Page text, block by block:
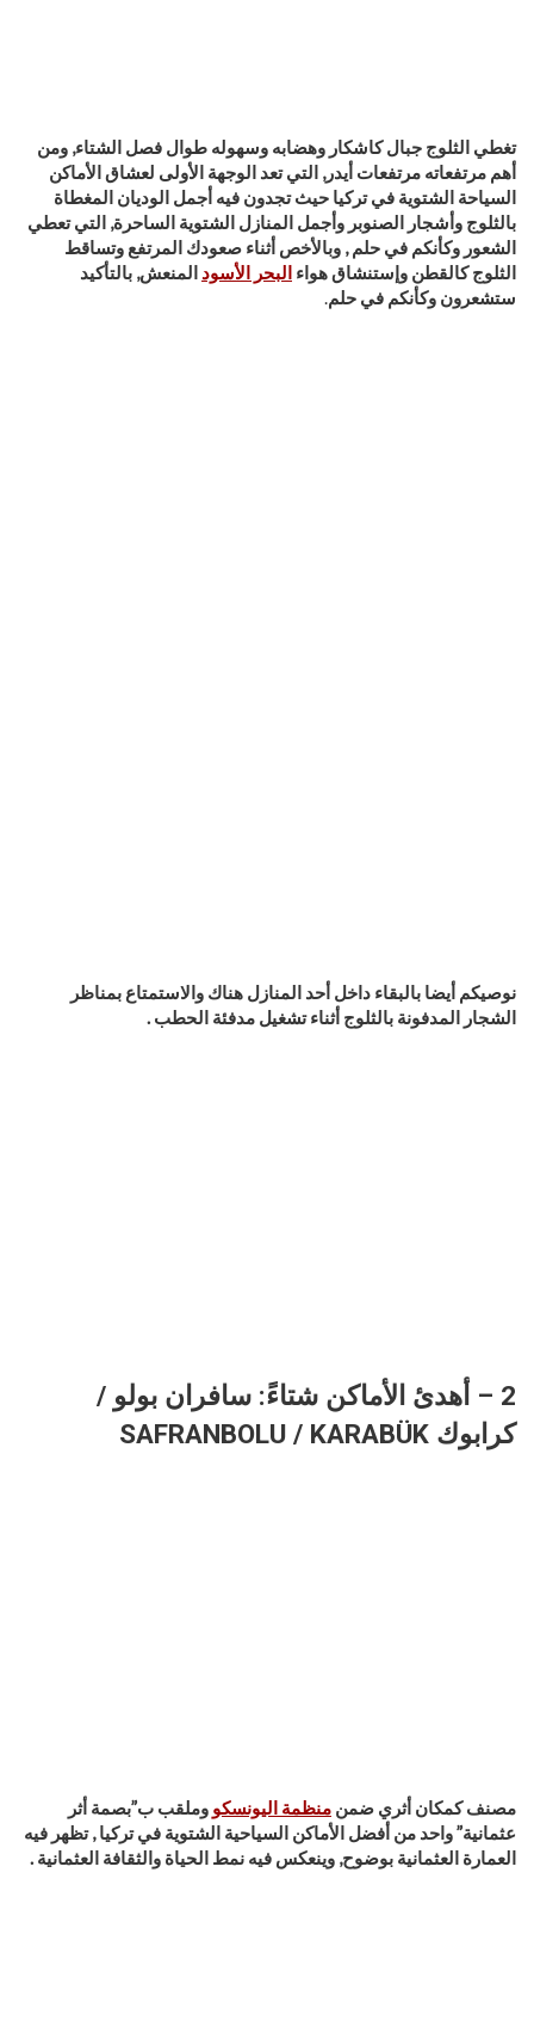
تغطي الثلوج جبال كاشكار وهضابه وسهوله طوال فصل الشتاء, ومن
أهم مرتفعاته مرتفعات أيدر, التي تعد الوجهة الأولى لعشاق الأماكن
السياحة الشتوية في تركيا حيث تجدون فيه أجمل الوديان المغطاة
بالثلوج وأشجار الصنوبر وأجمل المنازل الشتوية الساحرة, التي تعطي
الشعور وكأنكم في حلم , وبالأخص أثناء صعودك المرتفع وتساقط
الثلوج كالقطن وإستنشاق هواء البحر الأسود المنعش, بالتأكيد
ستشعرون وكأنكم في حلم.
نوصيكم أيضا بالبقاء داخل أحد المنازل هناك والاستمتاع بمناظر
الشجار المدفونة بالثلوج أثناء تشغيل مدفئة الحطب .
2 – أهدئ الأماكن شتاءً: سافران بولو /
كرابوك SAFRANBOLU / KARABÜK
مصنف كمكان أثري ضمن منظمة اليونسكو وملقب ب”بصمة أثر
عثمانية” واحد من أفضل الأماكن السياحية الشتوية في تركيا , تظهر فيه
العمارة العثمانية بوضوح, وينعكس فيه نمط الحياة والثقافة العثمانية .